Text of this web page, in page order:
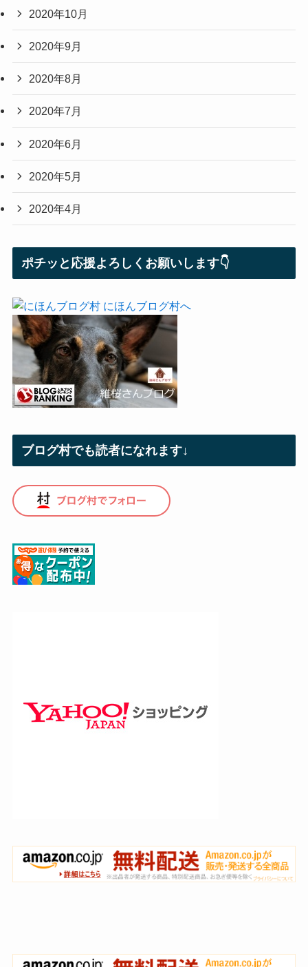
2020年10月
2020年9月
2020年8月
2020年7月
2020年6月
2020年5月
2020年4月
ポチッと応援よろしくお願いします👇
ブログ村でも読者になれます↓